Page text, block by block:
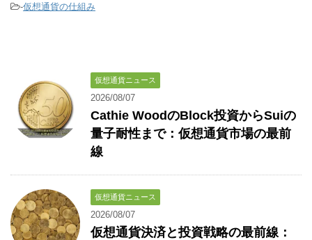
-仮想通貨の仕組み
仮想通貨ニュース
2026/08/07
Cathie WoodのBlock投資からSuiの
量子耐性まで：仮想通貨市場の最前
線
仮想通貨ニュース
2026/08/07
仮想通貨決済と投資戦略の最前線：